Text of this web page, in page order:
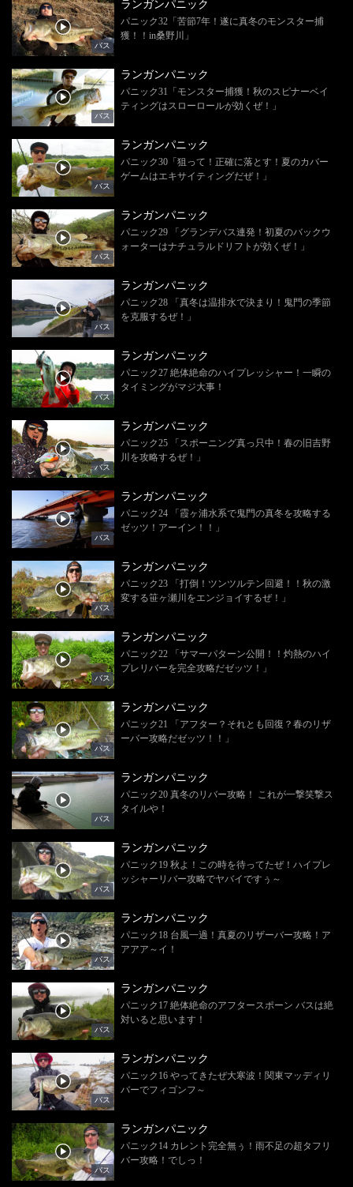
バス
ランガンパニック
パニック32「苦節7年！遂に真冬のモンスター捕
獲！！in桑野川」
バス
ランガンパニック
パニック31「モンスター捕獲！秋のスピナーベイ
ティングはスローロールが効くぜ！」
バス
ランガンパニック
パニック30「狙って！正確に落とす！夏のカバー
ゲームはエキサイティングだぜ！」
バス
ランガンパニック
パニック29 「グランデバス連発！初夏のバックウ
ォーターはナチュラルドリフトが効くぜ！」
バス
ランガンパニック
パニック28 「真冬は温排水で決まり！鬼門の季節
を克服するぜ！」
バス
ランガンパニック
パニック27 絶体絶命のハイプレッシャー！一瞬の
タイミングがマジ大事！
バス
ランガンパニック
パニック25 「スポーニング真っ只中！春の旧吉野
川を攻略するぜ！」
バス
ランガンパニック
パニック24 「霞ヶ浦水系で鬼門の真冬を攻略する
ゼッツ！アーイン！！」
バス
ランガンパニック
パニック23 「打倒！ツンツルテン回避！！秋の激
変する笹ヶ瀬川をエンジョイするぜ！」
バス
ランガンパニック
パニック22 「サマーパターン公開！！灼熱のハイ
プレリバーを完全攻略だゼッツ！」
バス
ランガンパニック
パニック21 「アフター？それとも回復？春のリザ
ーバー攻略だゼッツ！！」
バス
ランガンパニック
パニック20 真冬のリバー攻略！ これが一撃笑撃ス
タイルや！
バス
ランガンパニック
パニック19 秋よ！この時を待ってたぜ！ハイプレ
ッシャーリバー攻略でヤバイですぅ～
バス
ランガンパニック
パニック18 台風一過！真夏のリザーバー攻略！ア
アアア～イ！
バス
ランガンパニック
パニック17 絶体絶命のアフタースポーン バスは絶
対いると思います！
バス
ランガンパニック
パニック16 やってきたぜ大寒波！関東マッディリ
バーでフィゴンフ～
バス
ランガンパニック
パニック14 カレント完全無ぅ！雨不足の超タフリ
バー攻略！でしっ！